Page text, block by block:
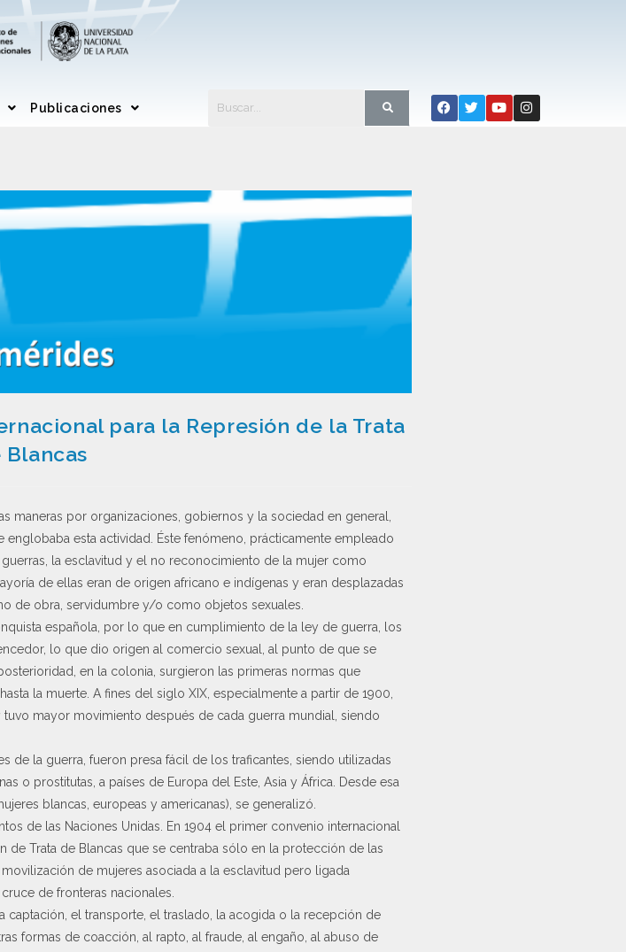
Publicaciones
para la Represión de la Trata
Blancas
maneras por organizaciones, gobiernos y la sociedad en general,
esta actividad. Éste fenómeno, prácticamente empleado
la esclavitud y el no reconocimiento de la mujer como
de ellas eran de origen africano e indígenas y eran desplazadas
de obra, servidumbre y/o como objetos sexuales.
española, por lo que en cumplimiento de la ley de guerra, los
lo que dio origen al comercio sexual, al punto de que se
en la colonia, surgieron las primeras normas que
la muerte. A fines del siglo XIX, especialmente a partir de 1900,
mayor movimiento después de cada guerra mundial, siendo
la guerra, fueron presa fácil de los traficantes, siendo utilizadas
o prostitutas, a países de Europa del Este, Asia y África. Desde esa
blancas, europeas y americanas), se generalizó.
de las Naciones Unidas. En 1904 el primer convenio internacional
Trata de Blancas que se centraba sólo en la protección de las
de mujeres asociada a la esclavitud pero ligada
de fronteras nacionales.
captación, el transporte, el traslado, la acogida o la recepción de
formas de coacción, al rapto, al fraude, al engaño, al abuso de